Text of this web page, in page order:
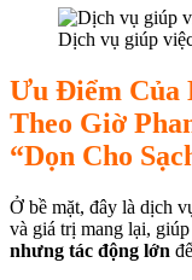
panel
panel
panel
panel
Dịch vụ giúp
Ưu Điểm Của
Theo Giờ
“Dọn Cho
Ở bề mặt, đây là dịch
và giá trị mang lại,
nhưng tác động lớn